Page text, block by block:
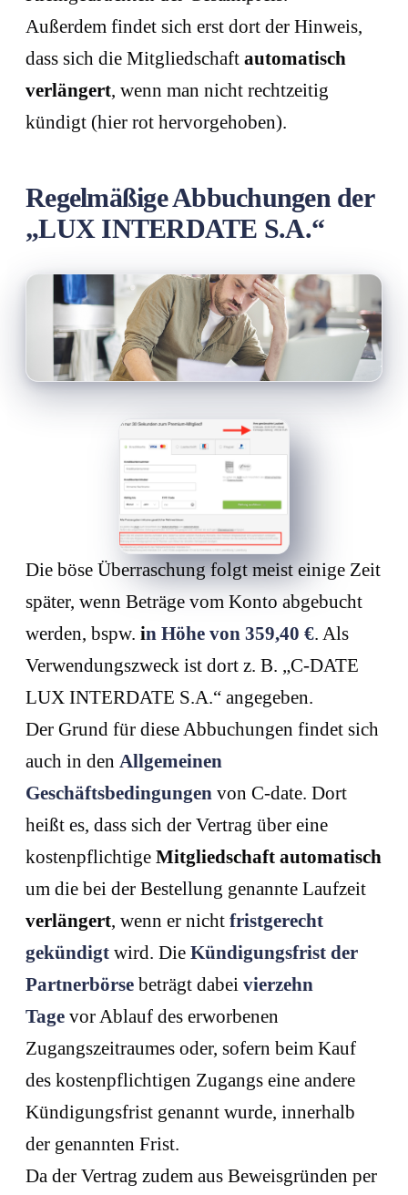
Außerdem findet sich erst dort der Hinweis,
dass sich die Mitgliedschaft automatisch
verlängert, wenn man nicht rechtzeitig
kündigt (hier rot hervorgehoben).
Regelmäßige Abbuchungen der
„LUX INTERDATE S.A.“
Die böse Überraschung folgt meist einige Zeit
später, wenn Beträge vom Konto abgebucht
werden, bspw. in Höhe von 359,40 €. Als
Verwendungszweck ist dort z. B. „C-DATE
LUX INTERDATE S.A.“ angegeben.
Der Grund für diese Abbuchungen findet sich
auch in den Allgemeinen
Geschäftsbedingungen von C-date. Dort
heißt es, dass sich der Vertrag über eine
kostenpflichtige Mitgliedschaft automatisch
um die bei der Bestellung genannte Laufzeit
verlängert, wenn er nicht fristgerecht
gekündigt wird. Die Kündigungsfrist der
Partnerbörse beträgt dabei vierzehn
Tage vor Ablauf des erworbenen
Zugangszeitraumes oder, sofern beim Kauf
des kostenpflichtigen Zugangs eine andere
Kündigungsfrist genannt wurde, innerhalb
der genannten Frist.
Da der Vertrag zudem aus Beweisgründen per